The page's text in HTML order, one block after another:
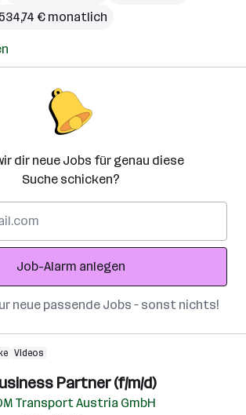
€ monatlich
dir neue Jobs für genau diese
Suche schicken?
Job-Alarm anlegen
neue passende Jobs – sonst nichts!
Videos
Partner (f/m/d)
Transport Austria GmbH